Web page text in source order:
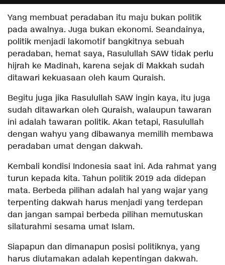
Yang membuat peradaban itu maju bukan politik
pada awalnya. Juga bukan ekonomi. Seandainya,
politik menjadi lakomotif bangkitnya sebuah
peradaban, hemat saya, Rasulullah SAW tidak perlu
hijrah ke Madinah, karena sejak di Makkah sudah
ditawari kekuasaan oleh kaum Quraish.
Begitu juga jika Rasulullah SAW ingin kaya, itu juga
sudah ditawarkan oleh Quraish, walaupun tawaran
ini adalah tawaran politik. Akan tetapi, Rasulullah
dengan wahyu yang dibawanya memilih membawa
peradaban umat dengan dakwah.
Kembali kondisi Indonesia saat ini. Ada rahmat yang
turun kepada kita. Tahun politik 2019 ada didepan
mata. Berbeda pilihan adalah hal yang wajar yang
terpenting dakwah harus menjadi yang terdepan
dan jangan sampai berbeda pilihan memutuskan
silaturahmi sesama umat Islam.
Siapapun dan dimanapun posisi politiknya, yang
harus diutamakan adalah kepentingan dakwah.